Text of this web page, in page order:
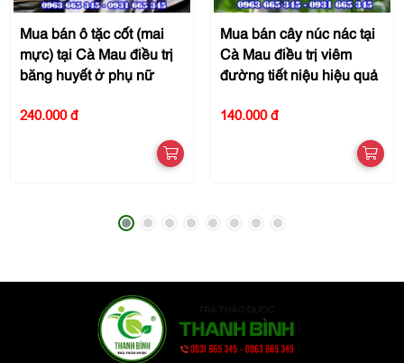
Mua bán ô tặc cốt (mai
mực) tại Cà Mau điều trị
băng huyết ở phụ nữ
240.000 đ
Mua bán cây núc nác tại
Cà Mau điều trị viêm
đường tiết niệu hiệu quả
140.000 đ